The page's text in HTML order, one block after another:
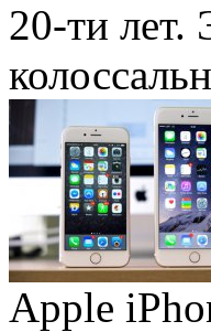
20-ти лет.
Apple